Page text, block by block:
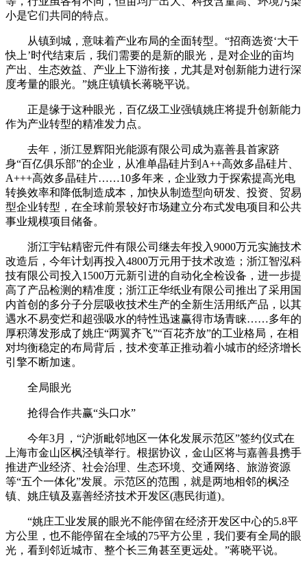
小是它们共同的特点。
从镇到城，意味着产业布局的全面转型。“招商选资‘大干
快上’时代结束后，我们需要的是新的眼光，是对企业的亩均
产出、生态效益、产业上下游衔接，尤其是对创新能力进行深
度考量的眼光。”姚庄镇镇长蒋晓平说。
正是缘于这种眼光，百亿级工业强镇姚庄将提升创新能力
作为产业转型的精准发力点。
去年，浙江昱辉阳光能源有限公司成为嘉善县首家跻
身“百亿俱乐部”的企业，从准单晶硅片到A++高效多晶硅片、
A+++高效多晶硅片……10多年来，企业致力于探索提高光电
转换效率和降低制造成本，加快从制造型向研发、投资、贸易
型企业转型，在全球前景较好市场建立分布式发电项目和公共
事业规模项目储备。
浙江宇钻精密元件有限公司继去年投入9000万元实施技术
改造后，今年计划再投入4800万元用于技术改造；浙江智泓科
技有限公司投入1500万元新引进的自动化全检设备，进一步提
高了产品检测的精准度；浙江正华纸业有限公司推出了采用国
内首创的多分子分层吸收技术生产的全新生活用纸产品，以其
遇水不易变烂和超强吸水的特性迅速赢得市场青睐……多年的
厚积薄发形成了姚庄“两翼齐飞”“百花齐放”的工业格局，在相
对均衡稳定的布局背后，技术变革正推动着小城市的经济增长
引擎不断加速。
全局眼光
抢得合作共赢“头口水”
今年3月，“沪浙毗邻地区一体化发展示范区”签约仪式在
上海市金山区枫泾镇举行。根据协议，金山区将与嘉善县携手
推进产业经济、社会治理、生态环境、交通网络、旅游资源
等“五个一体化”发展。示范区的范围，就是两地相邻的枫泾
镇、姚庄镇及嘉善经济技术开发区(惠民街道)。
“姚庄工业发展的眼光不能停留在经济开发区中心的5.8平
方公里，也不能停留在全域的75平方公里，我们要有全局的眼
光，看到邻近城市、整个长三角甚至更远处。”蒋晓平说。